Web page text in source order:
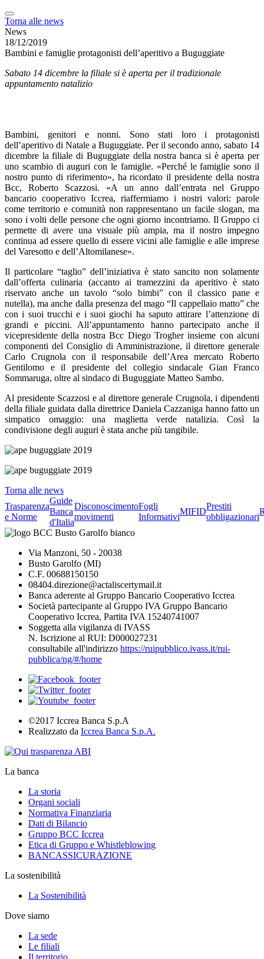
Torna alle news
News
18/12/2019
Bambini e famiglie protagonisti dell’aperitivo a Buguggiate
Sabato 14 dicembre la filiale si è aperta per il tradizionale
appuntamento natalizio
Bambini, genitori e nonni. Sono stati loro i protagonisti
dell’aperitivo di Natale a Buguggiate. Per il secondo anno, sabato 14
dicembre la filiale di Buguggiate della nostra banca si è aperta per
uno scambio di auguri con le famiglie. «Perché le famiglie sono il
nostro punto di riferimento», ha ricordato il presidente della nostra
Bcc, Roberto Scazzosi. «A un anno dall’entrata nel Gruppo
bancario cooperativo Iccrea, riaffermiamo i nostri valori: parole
come territorio e comunità non rappresentano un facile slogan, ma
sono i volti delle persone che ogni giorno incontriamo. Il Gruppo ci
permette di avere una visuale più ampia, ma il nostro impegno
continua ad essere quello di essere vicini alle famiglie e alle imprese
del Varesotto e dell’Altomilanese».
Il particolare “taglio” dell’iniziativa è stato sancito non solamente
dall’offerta culinaria (accanto ai tramezzini da aperitivo è stato
riservato anche un tavolo “solo bimbi” con il classico pane e
nutella), ma anche dalla presenza del mago “Il cappellaio matto” che
con i suoi trucchi e i suoi giochi ha saputo attirare l’attenzione di
grandi e piccini. All’appuntamento hanno partecipato anche il
vicepresidente della nostra Bcc Diego Trogher insieme con alcuni
componenti del Consiglio di Amministrazione, il direttore generale
Carlo Crugnola con il responsabile dell’Area mercato Roberto
Gentilomo e il presidente del collegio sindacale Gian Franco
Sommaruga, oltre al sindaco di Buguggiate Matteo Sambo.
Al presidente Scazzosi e al direttore generale Crugnola, i dipendenti
della filiale guidata dalla direttrice Daniela Cazzaniga hanno fatto un
simpatico omaggio: una maglietta verde natalizia. Così la
condivisione degli auguri è stata anche più tangibile.
Torna alle news
Trasparenza
e Norme
Guide
Banca
d'Italia
Disconoscimento
movimenti
Fogli
Informativi
MIFID
Prestiti
obbligazionari
Via Manzoni, 50 - 20038
Busto Garolfo (MI)
C.F. 00688150150
08404.direzione@actaliscertymail.it
Banca aderente al Gruppo Bancario Cooperativo Iccrea
Società partecipante al Gruppo IVA Gruppo Bancario
Cooperativo Iccrea, Partita IVA 15240741007
Soggetta alla vigilanza di IVASS
N. Iscrizione al RUI: D000027231
consultabile all'indirizzo https://ruipubblico.ivass.it/rui-
pubblica/ng/#/home
©2017 Iccrea Banca S.p.A
Realizzato da Iccrea Banca S.p.A.
La banca
La storia
Organi sociali
Normativa Finanziaria
Dati di Bilancio
Gruppo BCC Iccrea
Etica di Gruppo e Whistleblowing
BANCASSICURAZIONE
La sostenibilità
La Sostenibilità
Dove siamo
La sede
Le filiali
Il territorio